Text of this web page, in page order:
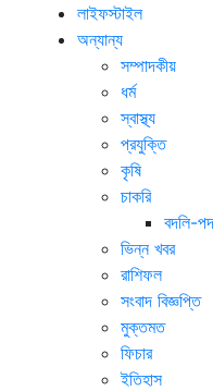
লাইফস্টাইল
অন্যান্য
সম্পাদকীয়
ধর্ম
স্বাস্থ্য
প্রযুক্তি
কৃষি
চাকরি
বদলি-
ভিন্ন খবর
রাশিফল
সংবাদ বিজ্ঞপ্তি
মুক্তমত
ফিচার
ইতিহাস